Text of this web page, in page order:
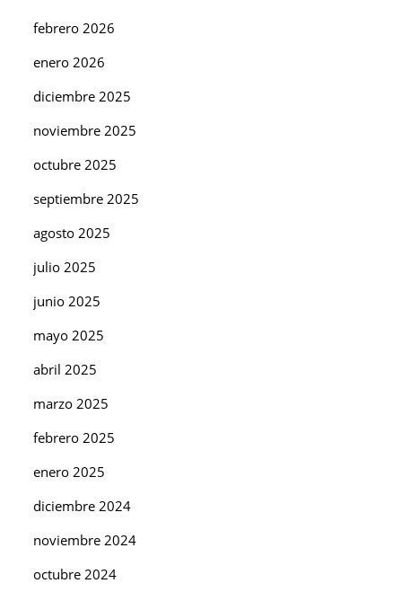
febrero 2026
enero 2026
diciembre 2025
noviembre 2025
octubre 2025
septiembre 2025
agosto 2025
julio 2025
junio 2025
mayo 2025
abril 2025
marzo 2025
febrero 2025
enero 2025
diciembre 2024
noviembre 2024
octubre 2024